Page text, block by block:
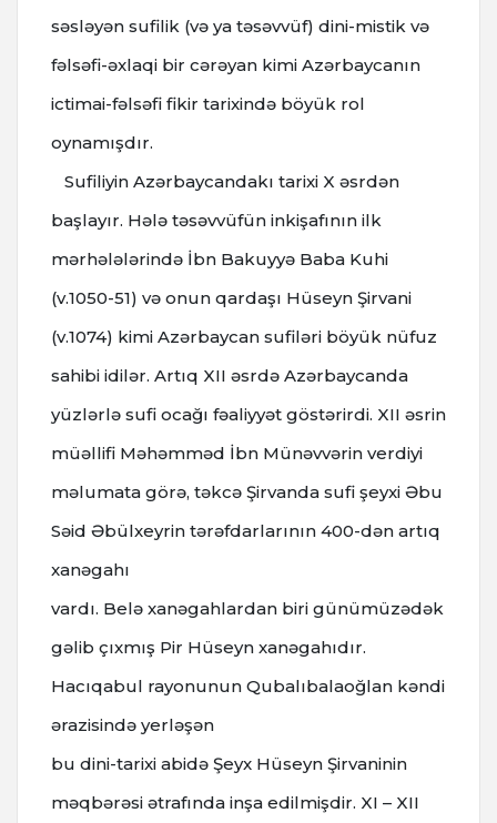
səsləyən sufilik (və ya təsəvvüf) dini-mistik və
fəlsəfi-əxlaqi bir cərəyan kimi Azərbaycanın
ictimai-fəlsəfi fikir tarixində böyük rol
oynamışdır.
Sufiliyin Azərbaycandakı tarixi X əsrdən
başlayır. Hələ təsəvvüfün inkişafının ilk
mərhələlərində İbn Bakuyyə Baba Kuhi
(v.1050-51) və onun qardaşı Hüseyn Şirvani
(v.1074) kimi Azərbaycan sufiləri böyük nüfuz
sahibi idilər. Artıq XII əsrdə Azərbaycanda
yüzlərlə sufi ocağı fəaliyyət göstərirdi. XII əsrin
müəllifi Məhəmməd İbn Münəvvərin verdiyi
məlumata görə, təkcə Şirvanda sufi şeyxi Əbu
Səid Əbülxeyrin tərəfdarlarının 400-dən artıq
xanəgahı
vardı. Belə xanəgahlardan biri günümüzədək
gəlib çıxmış Pir Hüseyn xanəgahıdır.
Hacıqabul rayonunun Qubalıbalaoğlan kəndi
ərazisində yerləşən
bu dini-tarixi abidə Şeyx Hüseyn Şirvaninin
məqbərəsi ətrafında inşa edilmişdir. XI – XII